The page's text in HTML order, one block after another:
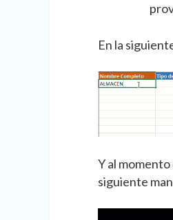
En la
Y al
siguiente